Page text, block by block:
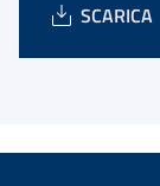
SCARICA